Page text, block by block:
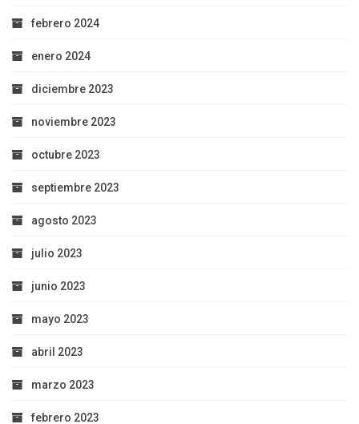
febrero 2024
enero 2024
diciembre 2023
noviembre 2023
octubre 2023
septiembre 2023
agosto 2023
julio 2023
junio 2023
mayo 2023
abril 2023
marzo 2023
febrero 2023